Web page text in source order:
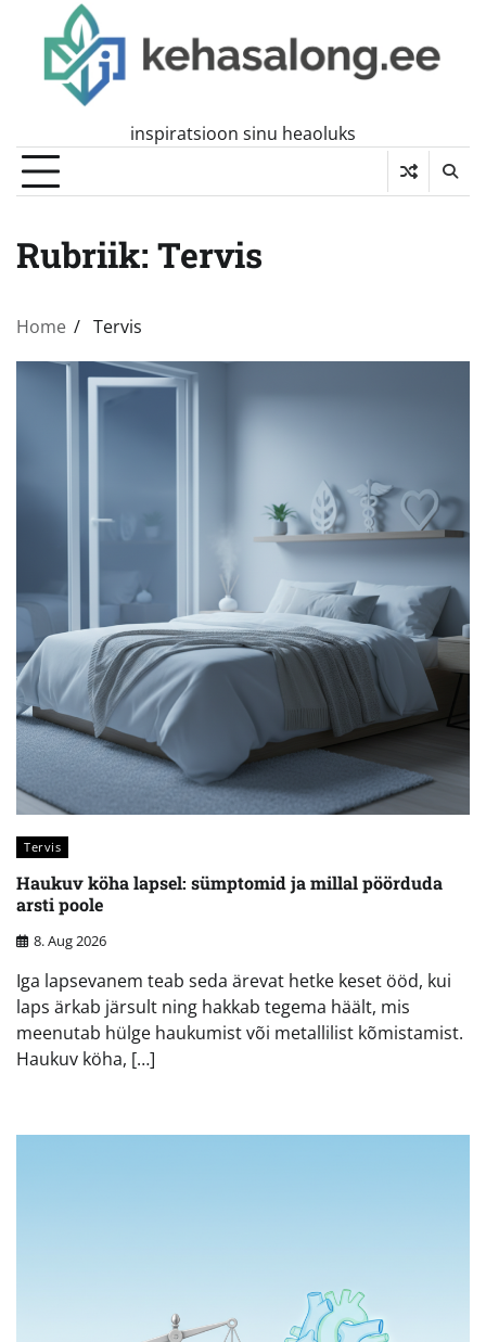
content
inspiratsioon sinu heaoluks
Rubriik: Tervis
Home Tervis
Tervis
Haukuv köha lapsel: sümptomid ja millal pöörduda
arsti poole
8. Aug 2026
Iga lapsevanem teab seda ärevat hetke keset ööd, kui
laps ärkab järsult ning hakkab tegema häält, mis
meenutab hülge haukumist või metallilist kõmistamist.
Haukuv köha, […]